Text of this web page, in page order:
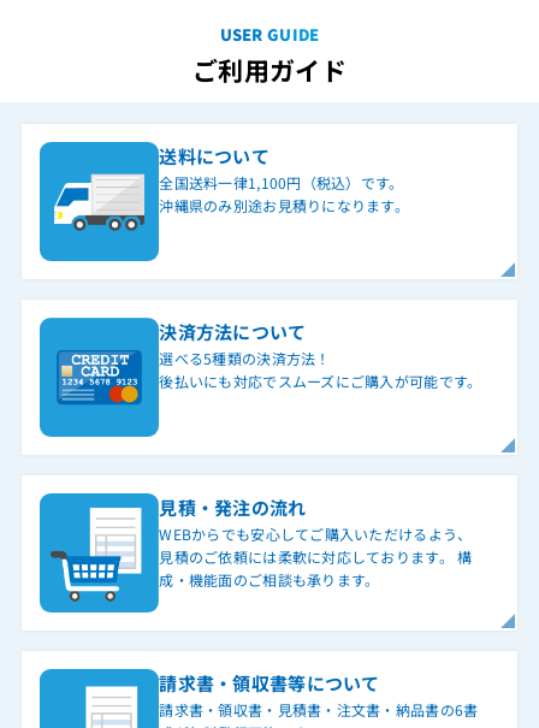
USER GUIDE
ご利用ガイド
送料について
全国送料一律1,100円（税込）です。
沖縄県のみ別途お見積りになります。
決済方法について
選べる5種類の決済方法！
後払いにも対応でスムーズにご購入が可能です。
見積・発注の流れ
WEBからでも安心してご購入いただけるよう、
見積のご依頼には柔軟に対応しております。 構
成・機能面のご相談も承ります。
請求書・領収書等について
請求書・領収書・見積書・注文書・納品書の6書